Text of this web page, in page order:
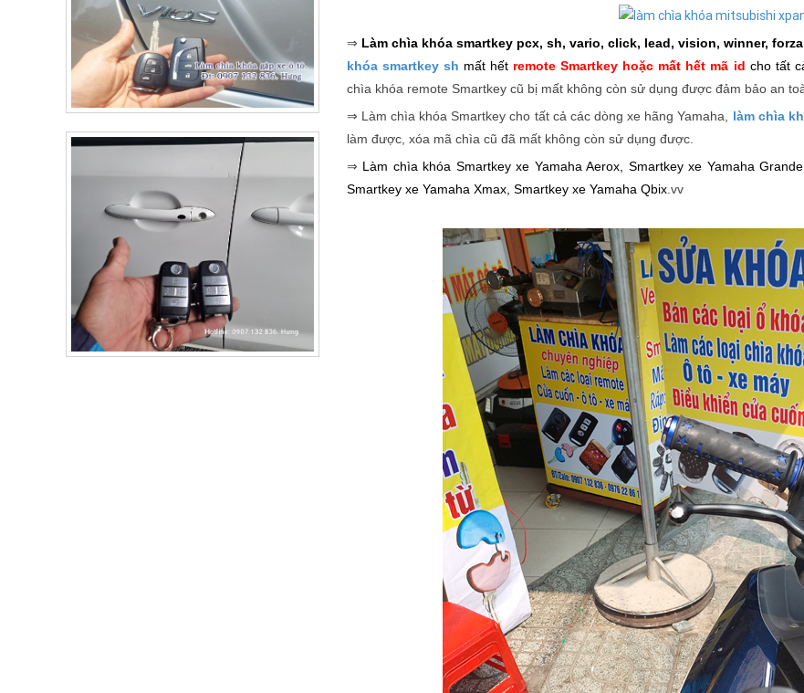
⇒ Làm chìa khóa smartkey pcx, sh, vario, click, lead, vision, winner, forza
khóa smartkey sh mất hết remote Smartkey hoặc mất hết mã id cho tất
chìa khóa remote Smartkey cũ bị mất không còn sử dụng được đảm bảo an
⇒ Làm chìa khóa Smartkey cho tất cả các dòng xe hãng Yamaha, làm chìa
làm được, xóa mã chìa cũ đã mất không còn sử dụng được.
⇒ Làm chìa khóa Smartkey xe Yamaha Aerox, Smartkey xe Yamaha Grande
Smartkey xe Yamaha Xmax, Smartkey xe Yamaha Qbix.vv